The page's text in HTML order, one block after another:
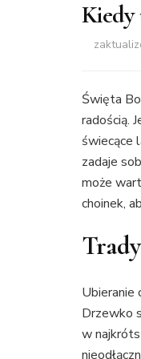
Kiedy
Święta
radością.
świecące
zadaje
może
choinek,
Ubieranie
Drzewko
w